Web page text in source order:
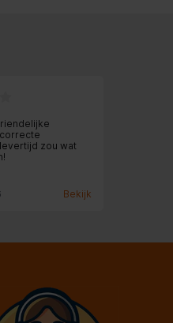
zou wat
Bekijk